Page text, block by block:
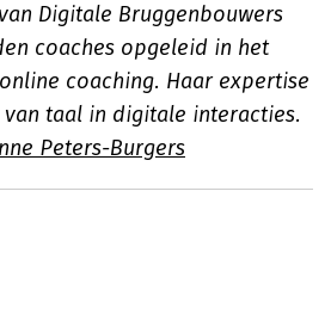
Digitale Bruggenbouwers
coaches opgeleid in het
coaching. Haar expertise
taal in digitale interacties.
Peters-Burgers